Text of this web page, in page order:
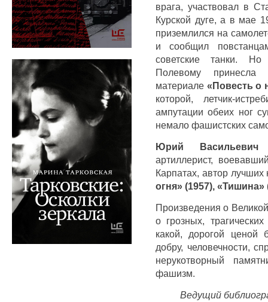
врага, участвовал в
Курской дуге, а в мае
приземлился на
и сообщил
советские танки. Но
Полевому принесла
материале «Повесть о
которой, летчик-
ампутации обеих ног
немало фашистских
Юрий Васильевич
артиллерист,
Карпатах, автор
огня» (1957), «Тишина»
Произведения о
о грозных,
какой, дорогой ценой
добру, человечности,
нерукотворный
фашизм.
Ведущий